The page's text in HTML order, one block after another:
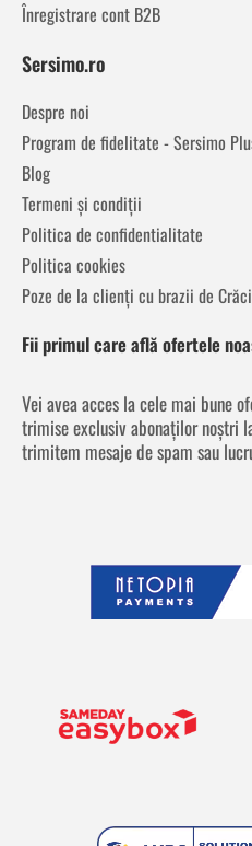
Înregistrare cont B2B
Sersimo.ro
Despre noi
Program de fidelitate - Sersimo
Blog
Termeni și condiții
Politica de confidentialitate
Politica cookies
Poze de la clienți cu brazii de
Fii primul care află ofertele
Vei avea acces la cele mai bune
trimise exclusiv abonaților noștri
trimitem mesaje de spam sau